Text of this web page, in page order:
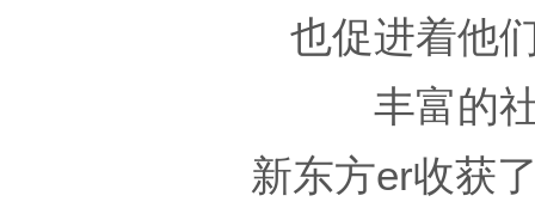
也促进着他
丰富的
新东方er收获